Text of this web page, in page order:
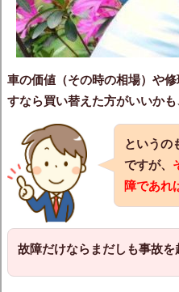
車の価値（その時の相場）や
すなら買い替えた方がいいか
というの
ですが、
障であれ
故障だけならまだしも事故